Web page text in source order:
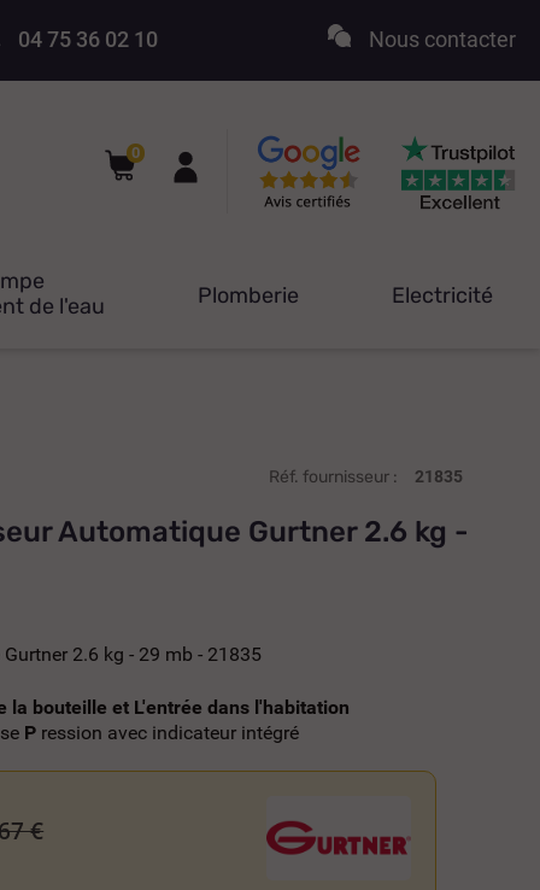
04 75 36 02 10 Nous contacter
0
de l'eau
Plomberie Electricité
Réf. fournisseur : 21835
Automatique Gurtner 2.6 kg -
2.6 kg - 29 mb - 21835
bouteille et L'entrée dans l'habitation
P ression avec indicateur intégré
€